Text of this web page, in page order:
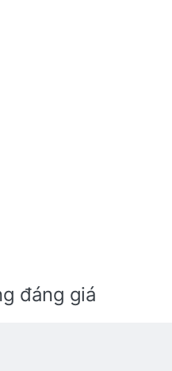
đáng giá